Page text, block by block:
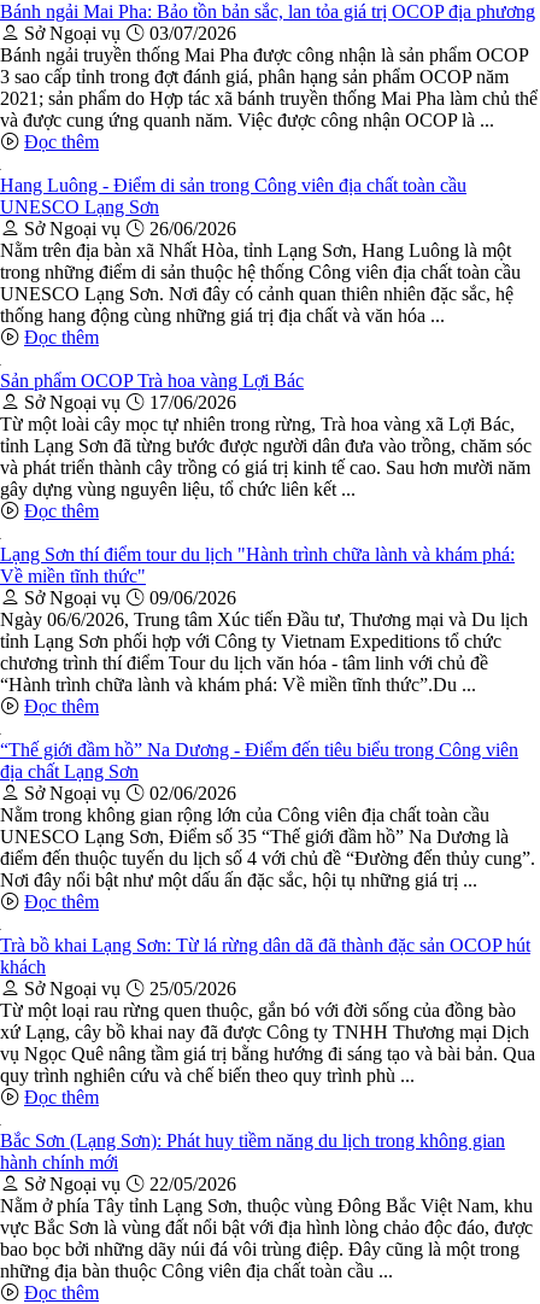
Bánh ngải Mai Pha: Bảo tồn bản sắc, lan tỏa giá trị OCOP địa phương
Sở Ngoại vụ
03/07/2026
Bánh ngải truyền thống Mai Pha được công nhận là sản phẩm OCOP
3 sao cấp tỉnh trong đợt đánh giá, phân hạng sản phẩm OCOP năm
2021; sản phẩm do Hợp tác xã bánh truyền thống Mai Pha làm chủ thể
và được cung ứng quanh năm. Việc được công nhận OCOP là ...
Đọc thêm
Hang Luông - Điểm di sản trong Công viên địa chất toàn cầu
UNESCO Lạng Sơn
Sở Ngoại vụ
26/06/2026
Nằm trên địa bàn xã Nhất Hòa, tỉnh Lạng Sơn, Hang Luông là một
trong những điểm di sản thuộc hệ thống Công viên địa chất toàn cầu
UNESCO Lạng Sơn. Nơi đây có cảnh quan thiên nhiên đặc sắc, hệ
thống hang động cùng những giá trị địa chất và văn hóa ...
Đọc thêm
Sản phẩm OCOP Trà hoa vàng Lợi Bác
Sở Ngoại vụ
17/06/2026
Từ một loài cây mọc tự nhiên trong rừng, Trà hoa vàng xã Lợi Bác,
tỉnh Lạng Sơn đã từng bước được người dân đưa vào trồng, chăm sóc
và phát triển thành cây trồng có giá trị kinh tế cao. Sau hơn mười năm
gây dựng vùng nguyên liệu, tổ chức liên kết ...
Đọc thêm
Lạng Sơn thí điểm tour du lịch "Hành trình chữa lành và khám phá:
Về miền tĩnh thức"
Sở Ngoại vụ
09/06/2026
Ngày 06/6/2026, Trung tâm Xúc tiến Đầu tư, Thương mại và Du lịch
tỉnh Lạng Sơn phối hợp với Công ty Vietnam Expeditions tổ chức
chương trình thí điểm Tour du lịch văn hóa - tâm linh với chủ đề
“Hành trình chữa lành và khám phá: Về miền tĩnh thức”.Du ...
Đọc thêm
“Thế giới đầm hồ” Na Dương - Điểm đến tiêu biểu trong Công viên
địa chất Lạng Sơn
Sở Ngoại vụ
02/06/2026
Nằm trong không gian rộng lớn của Công viên địa chất toàn cầu
UNESCO Lạng Sơn, Điểm số 35 “Thế giới đầm hồ” Na Dương là
điểm đến thuộc tuyến du lịch số 4 với chủ đề “Đường đến thủy cung”.
Nơi đây nổi bật như một dấu ấn đặc sắc, hội tụ những giá trị ...
Đọc thêm
Trà bồ khai Lạng Sơn: Từ lá rừng dân dã đã thành đặc sản OCOP hút
khách
Sở Ngoại vụ
25/05/2026
Từ một loại rau rừng quen thuộc, gắn bó với đời sống của đồng bào
xứ Lạng, cây bồ khai nay đã được Công ty TNHH Thương mại Dịch
vụ Ngọc Quê nâng tầm giá trị bằng hướng đi sáng tạo và bài bản. Qua
quy trình nghiên cứu và chế biến theo quy trình phù ...
Đọc thêm
Bắc Sơn (Lạng Sơn): Phát huy tiềm năng du lịch trong không gian
hành chính mới
Sở Ngoại vụ
22/05/2026
Nằm ở phía Tây tỉnh Lạng Sơn, thuộc vùng Đông Bắc Việt Nam, khu
vực Bắc Sơn là vùng đất nổi bật với địa hình lòng chảo độc đáo, được
bao bọc bởi những dãy núi đá vôi trùng điệp. Đây cũng là một trong
những địa bàn thuộc Công viên địa chất toàn cầu ...
Đọc thêm